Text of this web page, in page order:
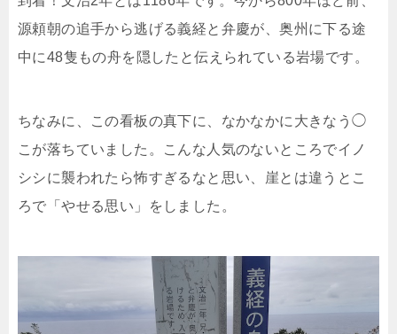
源頼朝の追手から逃げる義経と弁慶が、奥州に下る途
中に48隻もの舟を隠したと伝えられている岩場です。
ちなみに、この看板の真下に、なかなかに大きなう◯
こが落ちていました。こんな人気のないところでイノ
シシに襲われたら怖すぎるなと思い、崖とは違うとこ
ろで「やせる思い」をしました。